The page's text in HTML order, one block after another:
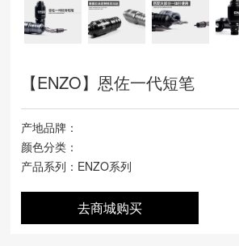
【ENZO】恩佐一代短笔
产地品牌：
颜色分类：
产品系列：ENZO系列
去商城购买